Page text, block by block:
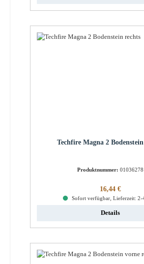
Techfire Magna 2
Produktnummer: 01036278
Regulärer Preis:
16,44 €
Sofort verfügbar, Lieferzeit: 2-
Details